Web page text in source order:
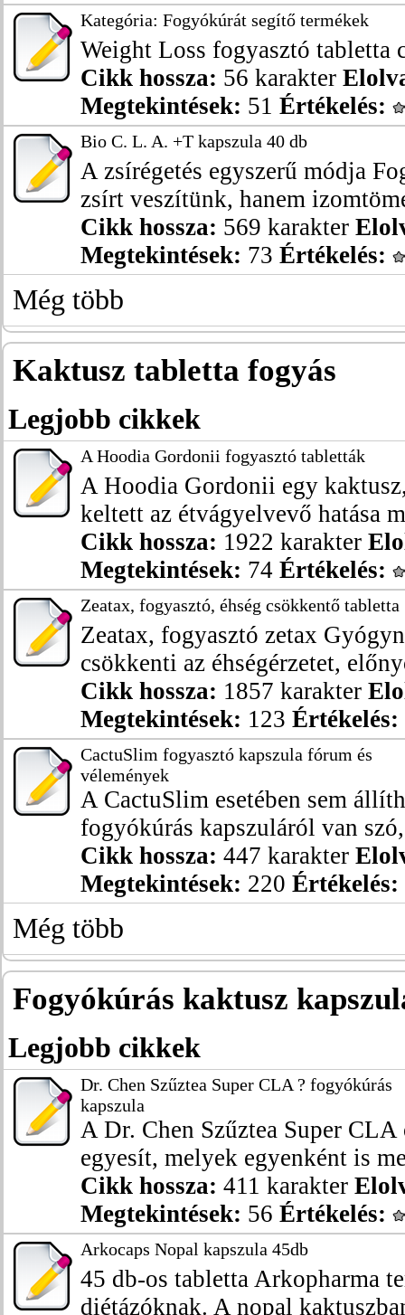
Kategória: Fogyókúrát segítő termékek
Weight Loss fogyasztó tabletta
Cikk hossza: 56 karakter
Megtekintések: 51 Értékelés:
Bio C. L. A. +T kapszula 40 db
A zsírégetés egyszerű módja
zsírt veszítünk, hanem
Cikk hossza: 569 karakter
Megtekintések: 73 Értékelés:
Még több
Kaktusz tabletta fogyás
Legjobb cikkek
A Hoodia Gordonii fogyasztó tabletták
A Hoodia Gordonii egy
keltett az étvágyelvevő hatása
Cikk hossza: 1922 karakter
Megtekintések: 74 Értékelés:
Zeatax, fogyasztó, éhség csökkentő tabletta
Zeatax, fogyasztó zetax
csökkenti az éhségérzetet,
Cikk hossza: 1857 karakter
Megtekintések: 123 Értékelés:
CactuSlim fogyasztó kapszula fórum és
vélemények
A CactuSlim esetében sem
fogyókúrás kapszuláról van
Cikk hossza: 447 karakter
Megtekintések: 220 Értékelés:
Még több
Fogyókúrás kaktusz
Legjobb cikkek
Dr. Chen Szűztea Super CLA ? fogyókúrás
kapszula
A Dr. Chen Szűztea Super
egyesít, melyek egyenként is
Cikk hossza: 411 karakter
Megtekintések: 56 Értékelés:
Arkocaps Nopal kapszula 45db
45 db-os tabletta Arkopharma
diétázóknak. A nopal